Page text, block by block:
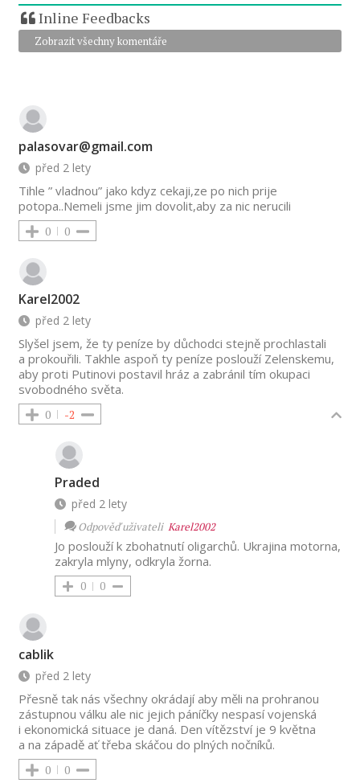
Inline Feedbacks
Zobrazit všechny komentáře
palasovar@gmail.com
před 2 lety
Tihle ” vladnou” jako kdyz cekaji,ze po nich prije
potopa..Nemeli jsme jim dovolit,aby za nic nerucili
0 0
Karel2002
před 2 lety
Slyšel jsem, že ty peníze by důchodci stejně prochlastali
a prokouřili. Takhle aspoň ty peníze poslouží Zelenskemu,
aby proti Putinovi postavil hráz a zabránil tím okupaci
svobodného světa.
0 -2
Praded
před 2 lety
Odpověď uživateliKarel2002
Jo poslouží k zbohatnutí oligarchů. Ukrajina motorna,
zakryla mlyny, odkryla žorna.
0 0
cablik
před 2 lety
Přesně tak nás všechny okrádají aby měli na prohranou
zástupnou válku ale nic jejich páníčky nespasí vojenská
i ekonomická situace je daná. Den vítězství je 9 května
a na západě ať třeba skáčou do plných nočníků.
0 0